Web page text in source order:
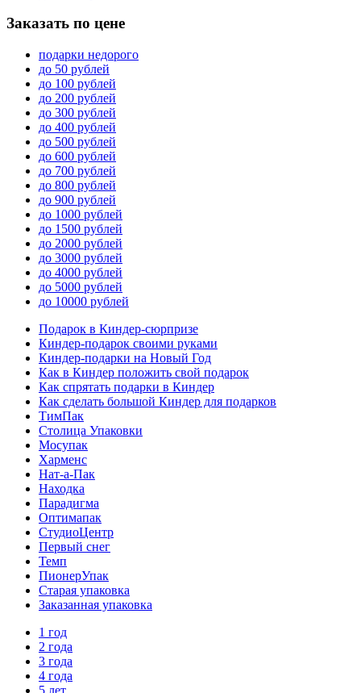
Заказать по цене
подарки недорого
до 50 рублей
до 100 рублей
до 200 рублей
до 300 рублей
до 400 рублей
до 500 рублей
до 600 рублей
до 700 рублей
до 800 рублей
до 900 рублей
до 1000 рублей
до 1500 рублей
до 2000 рублей
до 3000 рублей
до 4000 рублей
до 5000 рублей
до 10000 рублей
Подарок в Киндер-сюрпризе
Киндер-подарок своими руками
Киндер-подарки на Новый Год
Как в Киндер положить свой подарок
Как спрятать подарки в Киндер
Как сделать большой Киндер для подарков
ТимПак
Столица Упаковки
Мосупак
Харменс
Нат-а-Пак
Находка
Парадигма
Оптимапак
СтудиоЦентр
Первый снег
Темп
ПионерУпак
Старая упаковка
Заказанная упаковка
1 год
2 года
3 года
4 года
5 лет